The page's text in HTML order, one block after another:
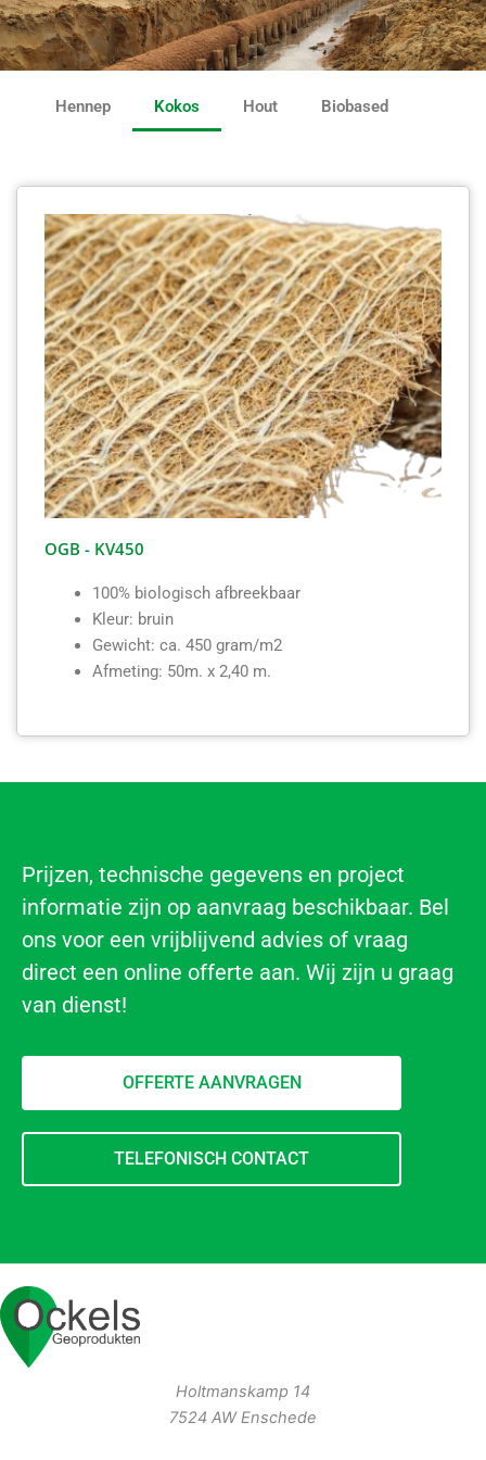
Hennep Kokos Hout Biobased
OGB - KV450
100% biologisch afbreekbaar
Kleur: bruin
Gewicht: ca. 450 gram/m2
Afmeting: 50m. x 2,40 m.
Prijzen, technische gegevens en project
informatie zijn op aanvraag beschikbaar. Bel
ons voor een vrijblijvend advies of vraag
direct een online offerte aan. Wij zijn u graag
van dienst!
OFFERTE AANVRAGEN
TELEFONISCH CONTACT
Holtmanskamp 14
7524 AW Enschede